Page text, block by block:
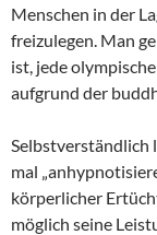
Menschen in der
freizulegen. Man
ist, jede
aufgrund der
Selbstverständlich
mal
körperlicher
möglich seine